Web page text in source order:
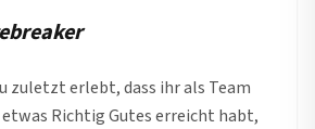
zuletzt erlebt, dass ihr als Team
etwas Richtig Gutes erreicht habt,